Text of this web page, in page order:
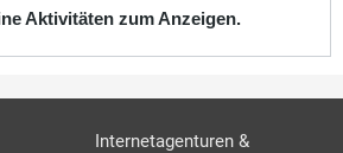
Aktivitäten zum Anzeigen.
Internetagenturen &